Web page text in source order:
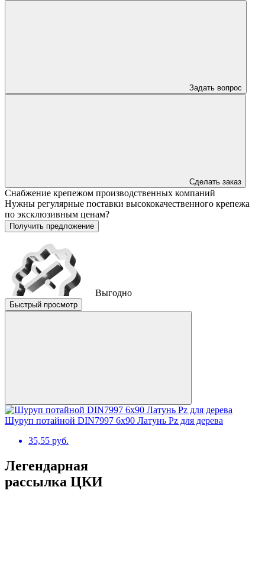
Задать вопрос
Сделать заказ
Снабжение крепежом производственных компаний
Нужны регулярные поставки высококачественного крепежа
по эксклюзивным ценам?
Получить предложение
Выгодно
Быстрый просмотр
Шуруп потайной DIN7997 6х90 Латунь Pz для дерева
35,55 руб.
Легендарная
рассылка ЦКИ